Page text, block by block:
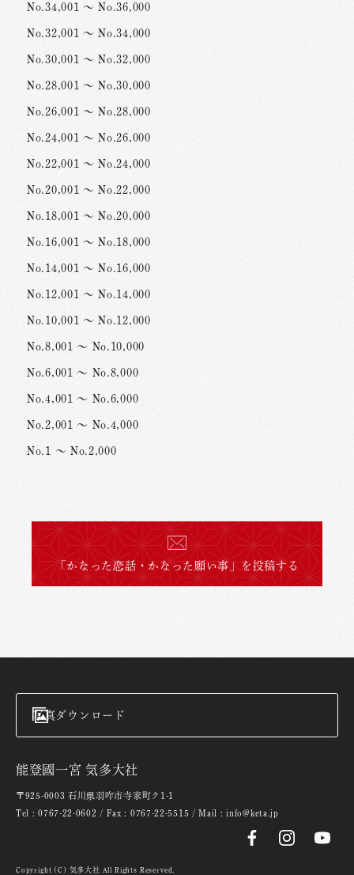
No.34,001 ～ No.36,000
No.32,001 ～ No.34,000
No.30,001 ～ No.32,000
No.28,001 ～ No.30,000
No.26,001 ～ No.28,000
No.24,001 ～ No.26,000
No.22,001 ～ No.24,000
No.20,001 ～ No.22,000
No.18,001 ～ No.20,000
No.16,001 ～ No.18,000
No.14,001 ～ No.16,000
No.12,001 ～ No.14,000
No.10,001 ～ No.12,000
No.8,001 ～ No.10,000
No.6,001 ～ No.8,000
No.4,001 ～ No.6,000
No.2,001 ～ No.4,000
No.1 ～ No.2,000
「かなった恋話・かなった願い事」を投稿する
写真ダウンロード
能登國一宮 気多大社
〒925-0003 石川県羽咋市寺家町ク1-1
Tel : 0767-22-0602 / Fax : 0767-22-5515 / Mail : info@keta.jp
Copyright (C) 気多大社 All Rights Reserved.